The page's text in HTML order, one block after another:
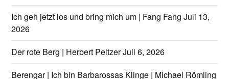
Ich geh jetzt los und bring mich um | Fang Fang Juli 13,
2026
Der rote Berg | Herbert PeltzerJuli 6, 2026
Berengar | Ich bin Barbarossas Klinge | Michael Römling